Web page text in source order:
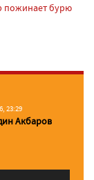
пожинает бурю
23:29
Акбаров